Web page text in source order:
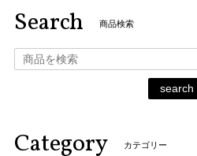
Search 商品検索
search
Category カテゴリー